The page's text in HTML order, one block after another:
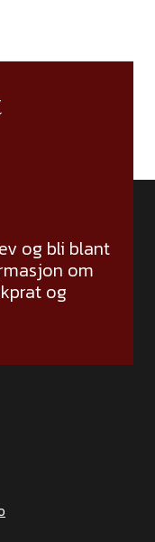
og bli blant
om
og